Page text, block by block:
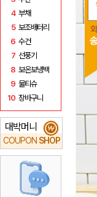
4 부채
5 보조배터리
6 수건
7 선풍기
8 보온보냉백
9 물티슈
10 장바구니
대박머니
COUPON SHOP
₩